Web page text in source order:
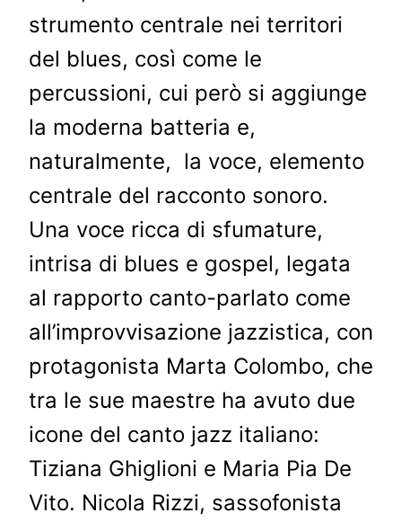
strumento centrale nei territori
del blues, così come le
percussioni, cui però si aggiunge
la moderna batteria e,
naturalmente, la voce, elemento
centrale del racconto sonoro.
Una voce ricca di sfumature,
intrisa di blues e gospel, legata
al rapporto canto-parlato come
all’improvvisazione jazzistica, con
protagonista Marta Colombo, che
tra le sue maestre ha avuto due
icone del canto jazz italiano:
Tiziana Ghiglioni e Maria Pia De
Vito. Nicola Rizzi, sassofonista